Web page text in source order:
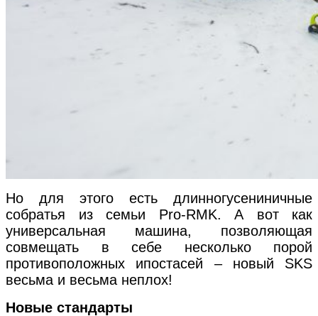
Но для этого есть длинногусениничные
собратья из семьи Pro-RMK. А вот как
универсальная машина, позволяющая
совмещать в себе несколько порой
противоположных ипостасей – новый SKS
весьма и весьма неплох!
Новые стандарты